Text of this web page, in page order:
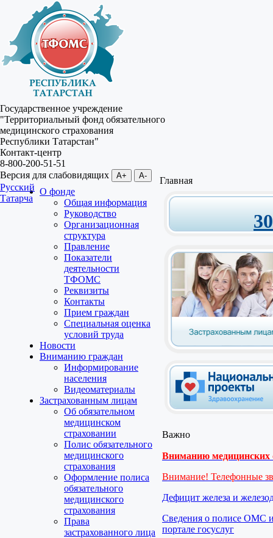
Государственное учреждение
"Территориальный фонд обязательного
медицинского страхования
Республики Татарстан"
Контакт-центр
8-800-200-51-51
Версия для слабовидящих
A+ A-
Русский
Татарча
О фонде
Общая информация
Руководство
Организационная
структура
Правление
Показатели
деятельности
ТФОМС
Реквизиты
Контакты
Прием граждан
Специальная оценка
условий труда
Новости
Вниманию граждан
Информирование
населения
Видеоматериалы
Застрахованным лицам
Об обязательном
медицинском
страховании
Полис обязательного
медицинского
страхования
Оформление полиса
обязательного
медицинского
страхования
Права
застрахованного лица
Главная
Важно
Вниманию медицинских
Внимание! Телефонные
Дефицит железа и
Сведения о полисе ОМС
портале госуслуг